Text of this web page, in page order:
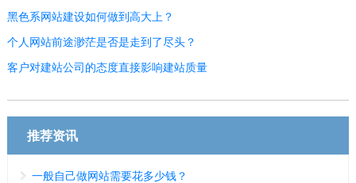
黑色系网站建设如何做到高大上？
个人网站前途渺茫是否是走到了尽头？
客户对建站公司的态度直接影响建站质量
推荐资讯
一般自己做网站需要花多少钱？